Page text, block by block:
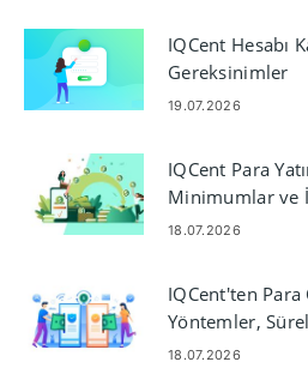
IQCent Hesabı
Gereksinimler
19.07.2026
IQCent Para
Minimumlar ve
18.07.2026
IQCent'ten Para
Yöntemler,
Gereksinimler
18.07.2026